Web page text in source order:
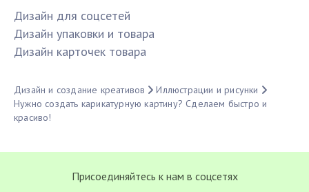
Дизайн для соцсетей
Дизайн упаковки и товара
Дизайн карточек товара
Дизайн и создание креативов
Иллюстрации и рисунки
Нужно создать карикатурную картину? Сделаем быстро и
красиво!
Присоединяйтесь к нам в соцсетях